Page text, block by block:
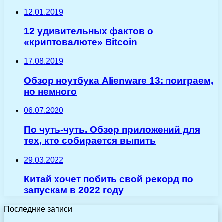
12.01.2019
12 удивительных фактов о
«криптовалюте» Bitcoin
17.08.2019
Обзор ноутбука Alienware 13: поиграем,
но немного
06.07.2020
По чуть-чуть. Обзор приложений для
тех, кто собирается выпить
29.03.2022
Китай хочет побить свой рекорд по
запускам в 2022 году
Последние записи